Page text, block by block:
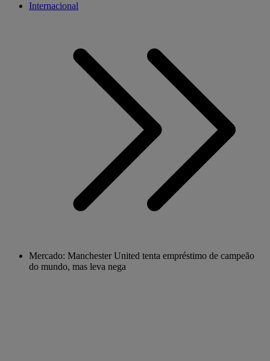
Internacional
Mercado: Manchester United tenta empréstimo de campeão
do mundo, mas leva nega